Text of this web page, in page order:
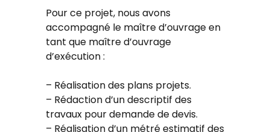
Pour ce projet, nous avons
accompagné le maître d’ouvrage en
tant que maître d’ouvrage
d’exécution :
– Réalisation des plans projets.
– Rédaction d’un descriptif des
travaux pour demande de devis.
– Réalisation d’un métré estimatif des